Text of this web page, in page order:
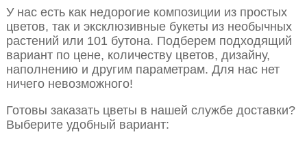
У нас есть как недорогие композиции из простых
цветов, так и эксклюзивные букеты из необычных
растений или 101 бутона. Подберем подходящий
вариант по цене, количеству цветов, дизайну,
наполнению и другим параметрам. Для нас нет
ничего невозможного!
Готовы заказать цветы в нашей службе доставки?
Выберите удобный вариант: